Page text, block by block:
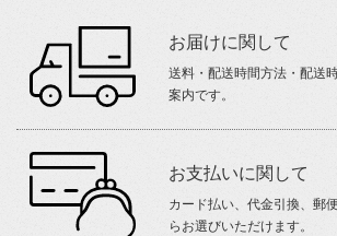
お届けに関して
送料・配送時間方法・配送
案内です。
お支払いに関して
カード払い、代金引換、郵
らお選びいただけます。